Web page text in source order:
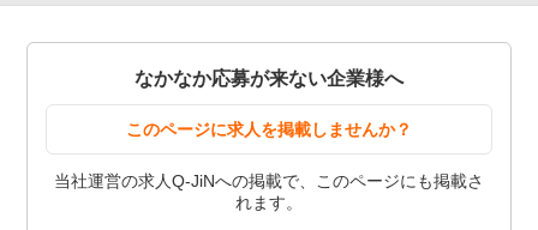
なかなか応募が来ない企業様へ
このページに求人を掲載しませんか？
当社運営の求人Q-JiNへの掲載で、このページにも掲載さ
れます。